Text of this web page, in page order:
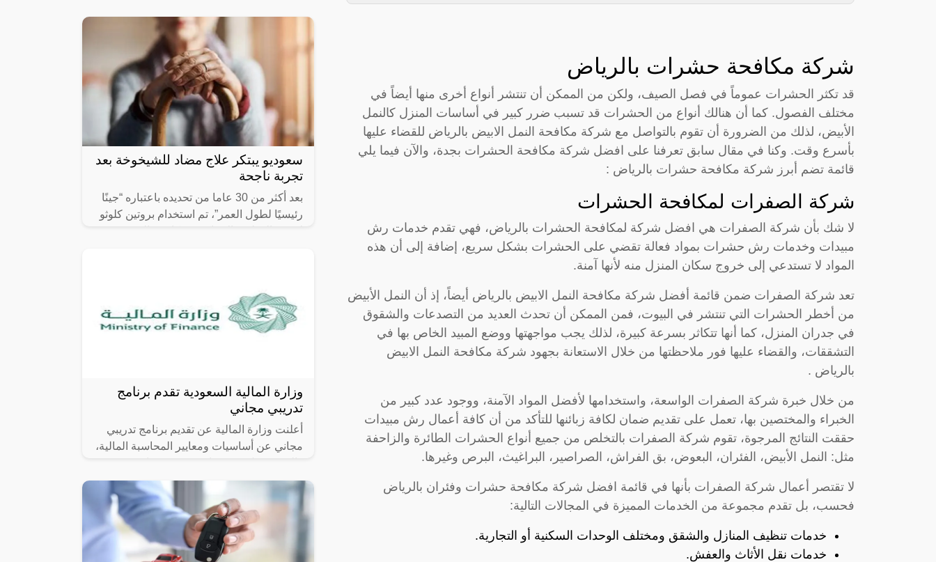
شركة مكافحة حشرات بالرياض
قد تكثر الحشرات عموماً في فصل الصيف، ولكن من الممكن أن تنتشر أنواع أخرى منها أيضاً في
مختلف الفصول. كما أن هنالك أنواع من الحشرات قد تسبب ضرر كبير في أساسات المنزل كالنمل
الأبيض، لذلك من الضرورة أن تقوم بالتواصل مع شركة مكافحة النمل الابيض بالرياض للقضاء عليها
بأسرع وقت. وكنا في مقال سابق تعرفنا على افضل شركة مكافحة الحشرات بجدة، والآن فيما يلي
قائمة تضم أبرز شركة مكافحة حشرات بالرياض :
شركة الصفرات لمكافحة الحشرات
لا شك بأن شركة الصفرات هي افضل شركة لمكافحة الحشرات بالرياض، فهي تقدم خدمات رش
مبيدات وخدمات رش حشرات بمواد فعالة تقضي على الحشرات بشكل سريع، إضافة إلى أن هذه
المواد لا تستدعي إلى خروج سكان المنزل منه لأنها آمنة.
تعد شركة الصفرات ضمن قائمة أفضل شركة مكافحة النمل الابيض بالرياض أيضاً، إذ أن النمل الأبيض
من أخطر الحشرات التي تنتشر في البيوت، فمن الممكن أن تحدث العديد من التصدعات والشقوق
في جدران المنزل، كما أنها تتكاثر بسرعة كبيرة، لذلك يجب مواجهتها ووضع المبيد الخاص بها في
التشققات، والقضاء عليها فور ملاحظتها من خلال الاستعانة بجهود شركة مكافحة النمل الابيض
بالرياض .
من خلال خبرة شركة الصفرات الواسعة، واستخدامها لأفضل المواد الآمنة، ووجود عدد كبير من
الخبراء والمختصين بها، تعمل على تقديم ضمان لكافة زبائنها للتأكد من أن كافة أعمال رش مبيدات
حققت النتائج المرجوة، تقوم شركة الصفرات بالتخلص من جميع أنواع الحشرات الطائرة والزاحفة
مثل: النمل الأبيض، الفئران، البعوض، بق الفراش، الصراصير، البراغيث، البرص وغيرها.
لا تقتصر أعمال شركة الصفرات بأنها في قائمة افضل شركة مكافحة حشرات وفئران بالرياض
فحسب، بل تقدم مجموعة من الخدمات المميزة في المجالات التالية:
خدمات تنظيف المنازل والشقق ومختلف الوحدات السكنية أو التجارية.
خدمات نقل الأثاث والعفش.
سعوديو يبتكر علاج مضاد للشيخوخة بعد
تجربة ناجحة
بعد أكثر من 30 عاما من تحديده باعتباره “جينًا
رئيسيًا لطول العمر”، تم استخدام بروتين كلوثو
وزارة المالية السعودية تقدم برنامج
تدريبي مجاني
أعلنت وزارة المالية عن تقديم برنامج تدريبي
مجاني عن أساسيات ومعايير المحاسبة المالية،
بعد)؛ تغطي عدة مواضيع مالية